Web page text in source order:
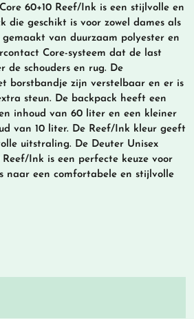
60+10 Reef/Ink is een stijlvolle en
die geschikt is voor zowel dames als
gemaakt van duurzaam polyester en
Core-systeem dat de last
de schouders en rug. De
borstbandje zijn verstelbaar en er is
steun. De backpack heeft een
inhoud van 60 liter en een kleiner
van 10 liter. De Reef/Ink kleur geeft
uitstraling. De Deuter Unisex
Ink is een perfecte keuze voor
naar een comfortabele en stijlvolle